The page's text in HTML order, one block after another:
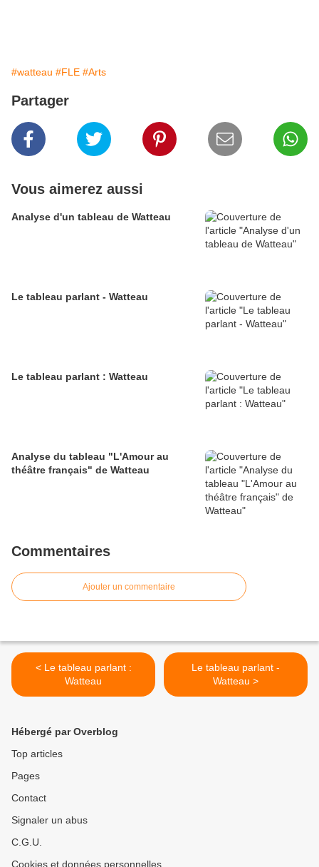
#watteau #FLE #Arts
Partager
Vous aimerez aussi
Analyse d'un tableau de Watteau
Le tableau parlant - Watteau
Le tableau parlant : Watteau
Analyse du tableau "L'Amour au
théâtre français" de Watteau
Commentaires
Ajouter un commentaire
< Le tableau parlant :
Watteau
Le tableau parlant -
Watteau >
Hébergé par Overblog
Top articles
Pages
Contact
Signaler un abus
C.G.U.
Cookies et données personnelles